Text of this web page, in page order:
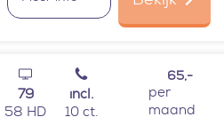
79
58 HD
incl.
10 ct.
65,-
per
maand